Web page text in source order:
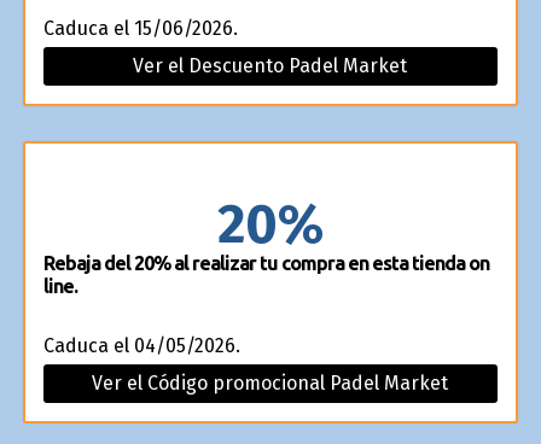
Caduca el 15/06/2026.
Ver el Descuento Padel Market
20%
Rebaja del 20% al realizar tu compra en esta tienda on
line.
Caduca el 04/05/2026.
Ver el Código promocional Padel Market